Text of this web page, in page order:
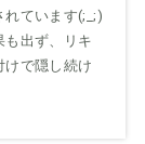
ています(;_;)
も出ず、リキ
けで隠し続け